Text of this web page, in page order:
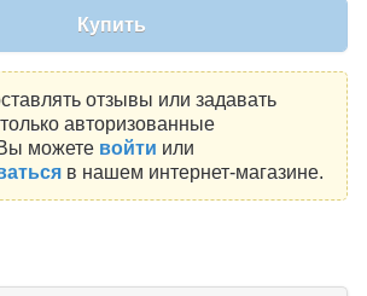
Купить
отзывы или задавать
авторизованные
можете войти или
в нашем интернет-магазине.